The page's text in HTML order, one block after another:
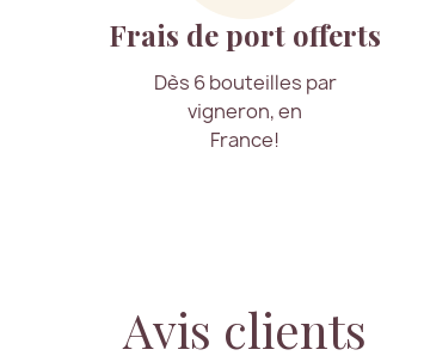
Frais de port offerts
Dès 6 bouteilles par
vigneron, en
France!
Avis clients